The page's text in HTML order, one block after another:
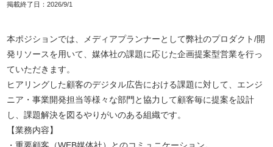
掲載終了日： 2026/9/1
本ポジションでは、メディアプランナーとして弊社のプロダクト/開
発リソースを用いて、媒体社の課題に応じた企画提案型営業を行っ
ていただきます。
ヒアリングした顧客のデジタル広告における課題に対して、エンジ
ニア・事業開発担当等様々な部門と協力して顧客毎に提案を設計
し、課題解決を図るやりがいのある組織です。
【業務内容】